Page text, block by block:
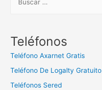
c
:
Teléfonos
Teléfono Axarnet Gratis
Teléfono De Logalty Gratuito
Teléfonos Sered